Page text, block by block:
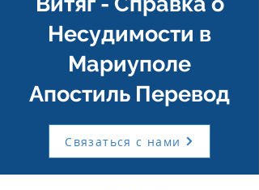
Несудимости в
Мариуполе
Апостиль Перевод
Связаться с нами